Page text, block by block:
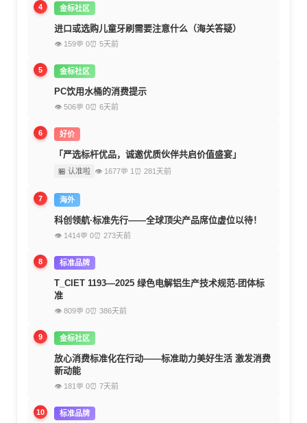
4 金标社区
进口或选购儿童牙刷需要注意什么（海关答疑）
👁 159💬 0⏰ 5天前
5 金标社区
PC饮用水桶的消费提示
👁 506💬 0⏰ 6天前
6 好价
「严选标杆优品，诚邀优质伙伴共启价值盛宴」
🏪 认准啦 👁 1677💬 1 ⏰ 281天前
7 海外
科创领航·标准先行——全球顶尖产品席位虚位以待！
👁 1414💬 0⏰ 273天前
8 标准品牌
T_CIET 1193—2025 绿色电解铝生产技术规范-团体标
准
👁 809💬 0⏰ 386天前
9 金标社区
放心消费标准化在行动——标准助力美好生活 激发消费
新动能
👁 181 💬 0⏰ 7天前
10 标准品牌